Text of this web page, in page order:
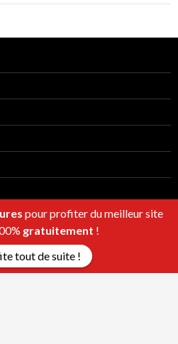
pour profiter du meilleur site
gratuitement !
tout de suite !